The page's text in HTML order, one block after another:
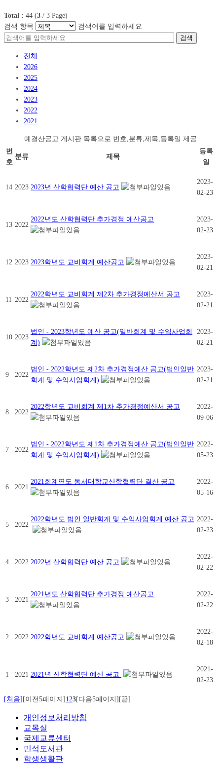
Total : 44 (3 / 3 Page)
검색 항목
검색어를 입력하세요
검색
전체
2026
2025
2024
2023
2022
2021
예결산공고 게시판 목록으로 번호,분류,제목,등록일 제공
번
호
분류 제목
등록
일
14 2023 2023년 산학협력단 예산 공고
2023-
02-23
13 2022
2022년도 산학협력단 추가경정 예산공고
2023-
02-23
12 2023 2023학년도 교비회계 예산공고
2023-
02-21
11 2022
2022학년도 교비회계 제2차 추가경정예산서 공고
2023-
02-21
10 2023
법인 - 2023학년도 예산 공고(일반회계 및 수익사업회
계)
2023-
02-21
9 2022
법인 - 2022학년도 제2차 추가경정예산 공고(법인일반
회계 및 수익사업회계)
2023-
02-21
8 2022
2022학년도 교비회계 제1차 추가경정예산서 공고
2022-
09-06
7 2022
법인 - 2022학년도 제1차 추가경정예산 공고(법인일반
회계 및 수익사업회계)
2022-
05-23
6 2021
2021회계연도 동서대학교산학협력단 결산 공고
2022-
05-16
5 2022
2022학년도 법인 일반회계 및 수익사업회계 예산 공고 2022-
02-23
4 2022 2022년 산학협력단 예산 공고
2022-
02-22
3 2021
2021년도 산학협력단 추가경정 예산공고
2022-
02-22
2 2022 2022학년도 교비회계 예산공고
2022-
02-18
1 2021 2021년 산학협력단 예산 공고
2021-
02-23
[처음][이전5페이지]1 23[다음5페이지][끝]
개인정보처리방침
교목실
국제교류센터
민석도서관
학생생활관